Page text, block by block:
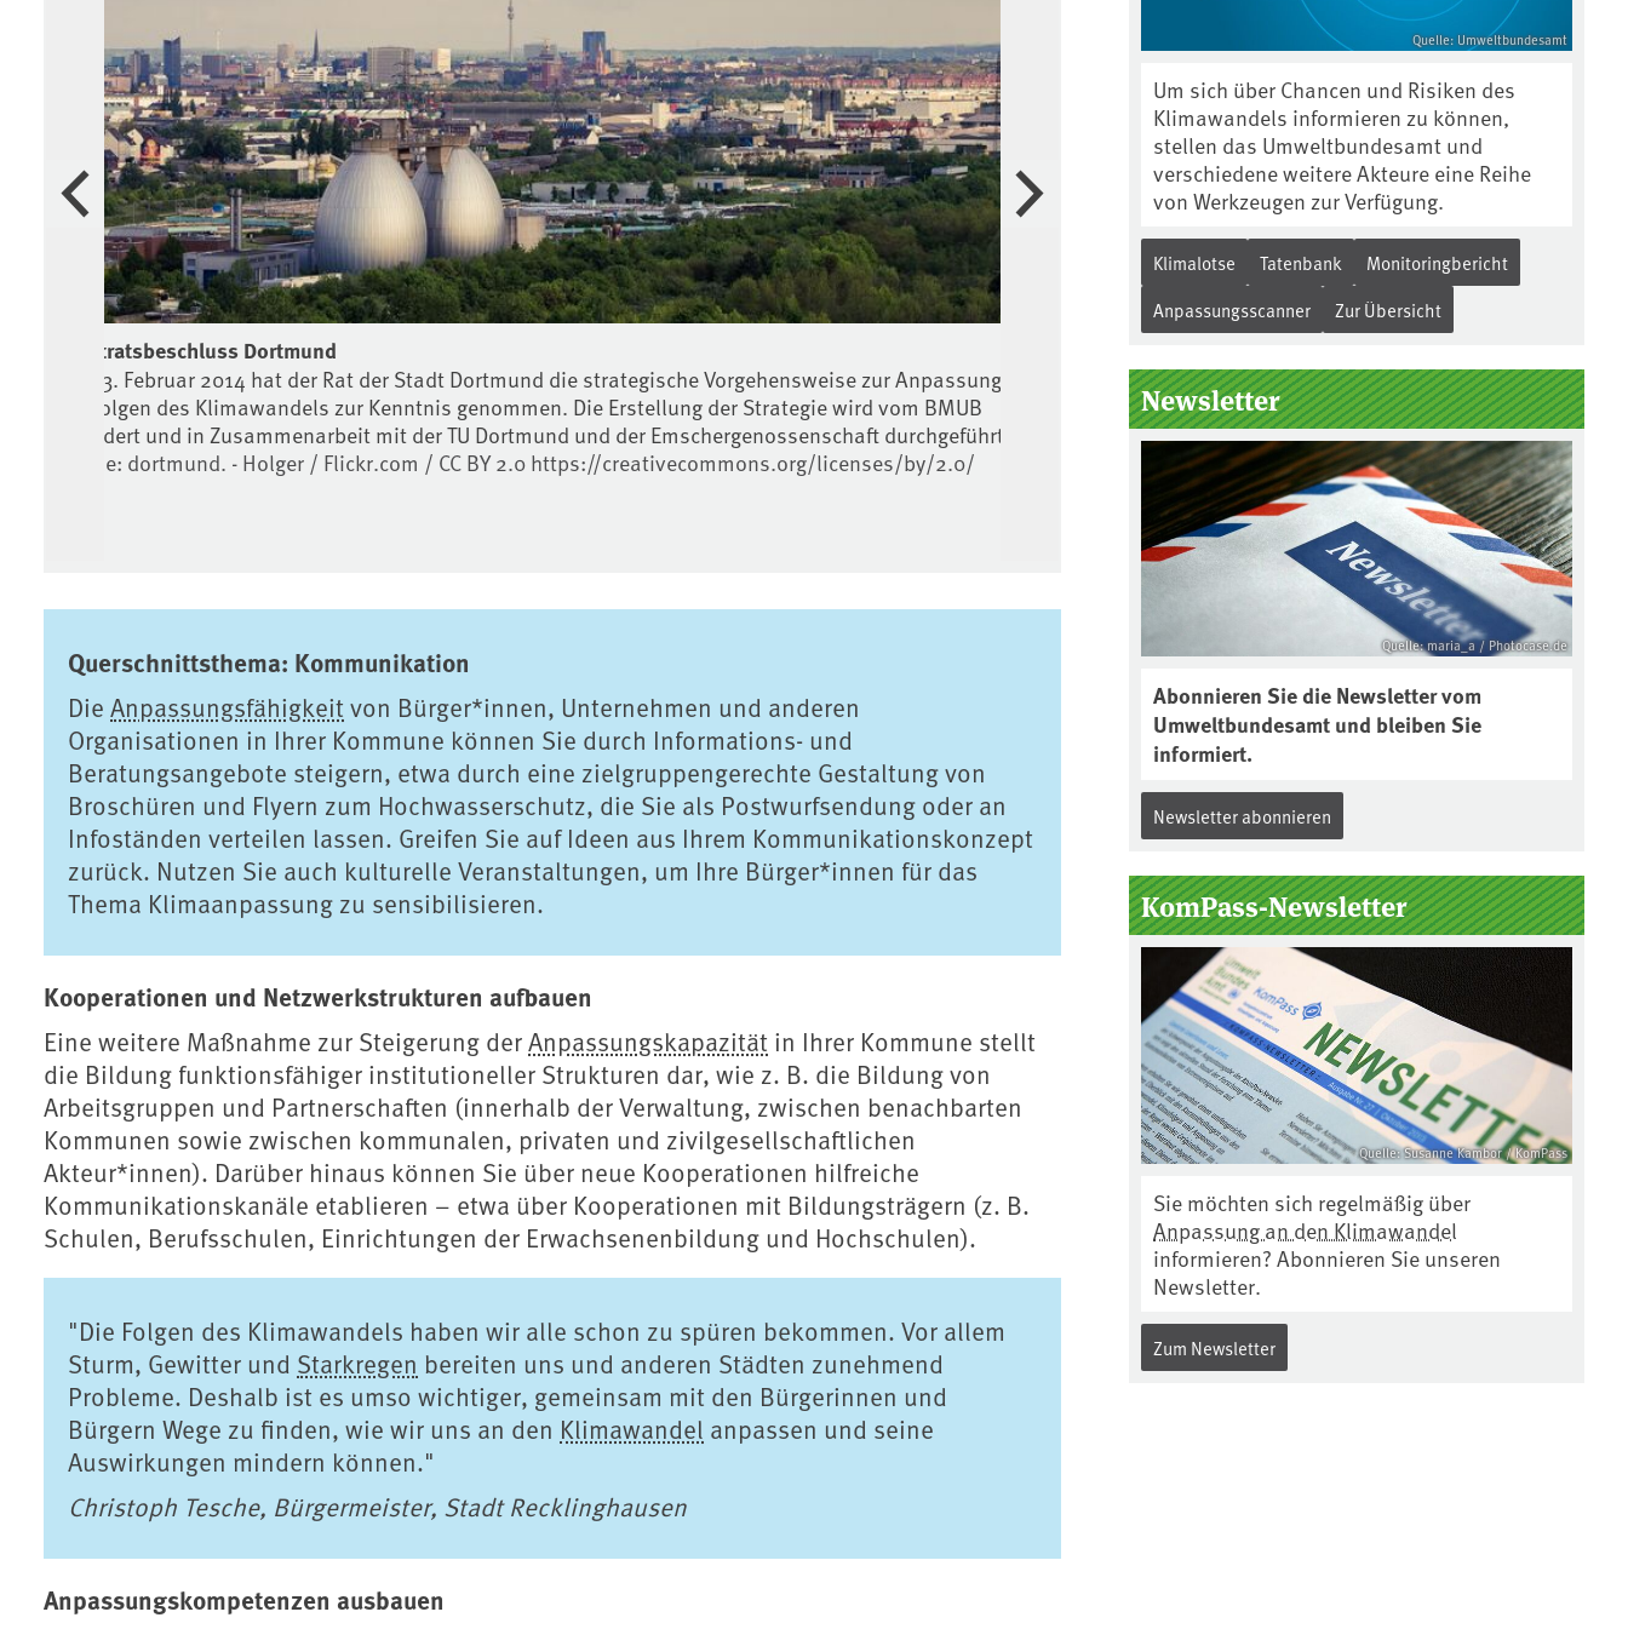
Stadtratsbeschluss Dortmund
Am 13. Februar 2014 hat der Rat der Stadt Dortmund die strategische Vorgehensweise zur Anpassung an
die Folgen des Klimawandels zur Kenntnis genommen. Die Erstellung der Strategie wird vom BMUB
gefördert und in Zusammenarbeit mit der TU Dortmund und der Emschergenossenschaft durchgeführt.
Quelle: dortmund. - Holger / Flickr.com / CC BY 2.0 https://creativecommons.org/licenses/by/2.0/
Am 15. Mai 2013 bestätigte der Rat der Stadt Jena die
Stadtentwicklung gemäß der vorliegenden Fassung des
und Zielkonzept. Das Konzept soll in die Planungsprozesse
Entscheidungsträger*innen einfließen und somit das
Abwägungspunkt in der Stadtentwicklung stärken.
Quelle: Jena Impressionen - Torsten Maue / Flickr.com / CC
https://creativecommons.org/licenses/by/2.0/
Weiter
Vorherige
Querschnittsthema: Kommunikation
Die Anpassungsfähigkeit von Bürger*innen, Unternehmen und anderen
Organisationen in Ihrer Kommune können Sie durch Informations- und
Beratungsangebote steigern, etwa durch eine zielgruppengerechte Gestaltung von
Broschüren und Flyern zum Hochwasserschutz, die Sie als Postwurfsendung oder an
Infoständen verteilen lassen. Greifen Sie auf Ideen aus Ihrem Kommunikationskonzept
zurück. Nutzen Sie auch kulturelle Veranstaltungen, um Ihre Bürger*innen für das
Thema Klimaanpassung zu sensibilisieren.
Kooperationen und Netzwerkstrukturen aufbauen
Eine weitere Maßnahme zur Steigerung derAnpassungskapazität in Ihrer Kommune stellt
die Bildung funktionsfähiger institutioneller Strukturen dar, wie z. B. die Bildung von
Arbeitsgruppen und Partnerschaften (innerhalb der Verwaltung, zwischen benachbarten
Kommunen sowie zwischen kommunalen, privaten und zivilgesellschaftlichen
Akteur*innen). Darüber hinaus können Sie über neue Kooperationen hilfreiche
Kommunikationskanäle etablieren – etwa über Kooperationen mit Bildungsträgern (z. B.
Schulen, Berufsschulen, Einrichtungen der Erwachsenenbildung und Hochschulen).
"Die Folgen des Klimawandels haben wir alle schon zu spüren bekommen. Vor allem
Sturm, Gewitter und Starkregen bereiten uns und anderen Städten zunehmend
Probleme. Deshalb ist es umso wichtiger, gemeinsam mit den Bürgerinnen und
Bürgern Wege zu finden, wie wir uns an den Klimawandel anpassen und seine
Auswirkungen mindern können."
Christoph Tesche, Bürgermeister, Stadt Recklinghausen
Anpassungskompetenzen ausbauen
Quelle: Umweltbundesamt
Um sich über Chancen und Risiken des
Klimawandels informieren zu können,
stellen das Umweltbundesamt und
verschiedene weitere Akteure eine Reihe
von Werkzeugen zur Verfügung.
Klimalotse Tatenbank
Monitoringbericht
Anpassungsscanner
Zur Übersicht
Newsletter
Quelle: maria_a / Photocase.de
Abonnieren Sie die Newsletter vom
Umweltbundesamt und bleiben Sie
informiert.
Newsletter abonnieren
KomPass-Newsletter
Quelle: Susanne Kambor / KomPass
Sie möchten sich regelmäßig über
Anpassung an den Klimawandel
informieren? Abonnieren Sie unseren
Newsletter.
Zum Newsletter